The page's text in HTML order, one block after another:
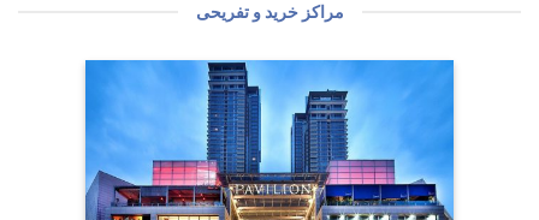
مراکز خرید و تفریحی